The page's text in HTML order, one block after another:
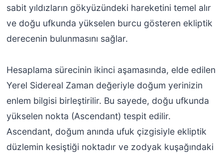
sabit yıldızların gökyüzündeki hareketini temel alır
ve doğu ufkunda yükselen burcu gösteren ekliptik
derecenin bulunmasını sağlar.
Hesaplama sürecinin ikinci aşamasında, elde edilen
Yerel Sidereal Zaman değeriyle doğum yerinizin
enlem bilgisi birleştirilir. Bu sayede, doğu ufkunda
yükselen nokta (Ascendant) tespit edilir.
Ascendant, doğum anında ufuk çizgisiyle ekliptik
düzlemin kesiştiği noktadır ve zodyak kuşağındaki